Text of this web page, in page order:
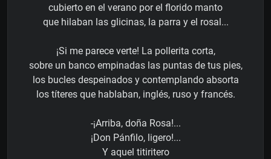
cubierto en el verano por el florido manto
que hilaban las glicinas, la parra y el rosal...
¡Si me parece verte! La pollerita corta,
sobre un banco empinadas las puntas de tus pies,
los bucles despeinados y contemplando absorta
los títeres que hablaban, inglés, ruso y francés.
-¡Arriba, doña Rosa!...
¡Don Pánfilo, ligero!...
Y aquel titiritero